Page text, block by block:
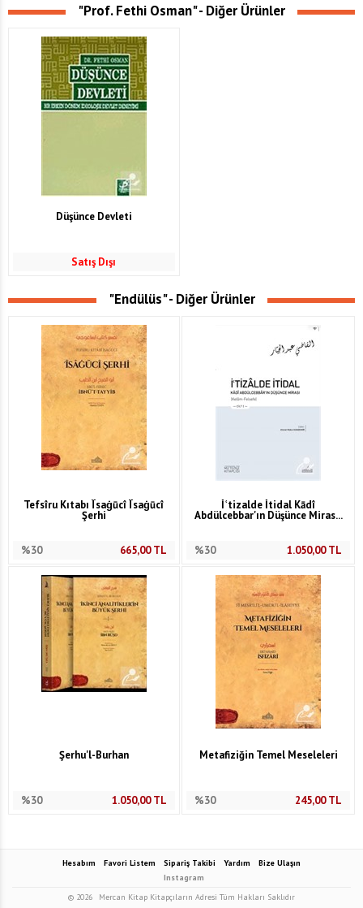
"Prof. Fethi Osman" - Diğer Ürünler
Düşünce Devleti
Satış Dışı
"Endülüs" - Diğer Ürünler
Tefsîru Kıtabı Îsaġūcî Îsaġūcî
Şerhi
%30 665,00TL
İʿtizalde İtidal Kādî
Abdülcebbar'ın Düşünce Miras...
%30 1.050,00TL
Şerhu'l-Burhan
%30 1.050,00TL
Metafiziğin Temel Meseleleri
%30 245,00TL
Hesabım Favori Listem Sipariş Takibi Yardım
Bize Ulaşın
Instagram
© 2026
Mercan Kitap Kitapçıların Adresi Tüm Hakları Saklıdır